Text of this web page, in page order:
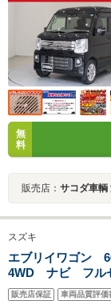
無
料
販売店： サコダ車輌
スズキ
エブリイワゴン
4WD ナビ フル
販売店保証 車両品質評価